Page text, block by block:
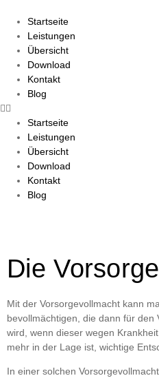
Startseite
Leistungen
Übersicht
Download
Kontakt
Blog
Startseite
Leistungen
Übersicht
Download
Kontakt
Blog
Die
Mit der Vorsorgevollmacht kann
bevollmächtigen, die dann für den
wird, wenn dieser wegen
mehr in der Lage ist, wichtige
In einer solchen